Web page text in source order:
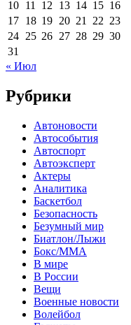
10 11 12 13 14 15 16
17 18 19 20 21 22 23
24 25 26 27 28 29 30
31
« Июл
Рубрики
Автоновости
Автособытия
Автоспорт
Автоэксперт
Актеры
Аналитика
Баскетбол
Безопасность
Безумный мир
Биатлон/Лыжи
Бокс/MMA
В мире
В России
Вещи
Военные новости
Волейбол